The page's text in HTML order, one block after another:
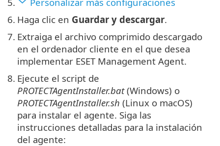
6. Haga clic en Guardar y descargar.
7. Extraiga el archivo comprimido descargado
en el ordenador cliente en el que desea
implementar ESET Management Agent.
8. Ejecute el script de
PROTECTAgentInstaller.bat(Windows) o
PROTECTAgentInstaller.sh (Linux o macOS)
para instalar el agente. Siga las
instrucciones detalladas para la instalación
del agente: